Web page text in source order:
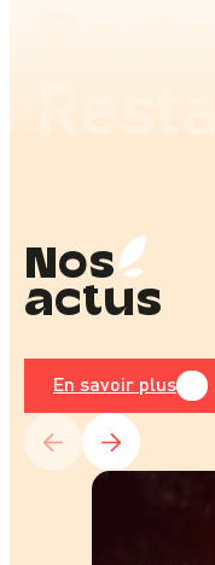
Nos
actus
En savoir plus